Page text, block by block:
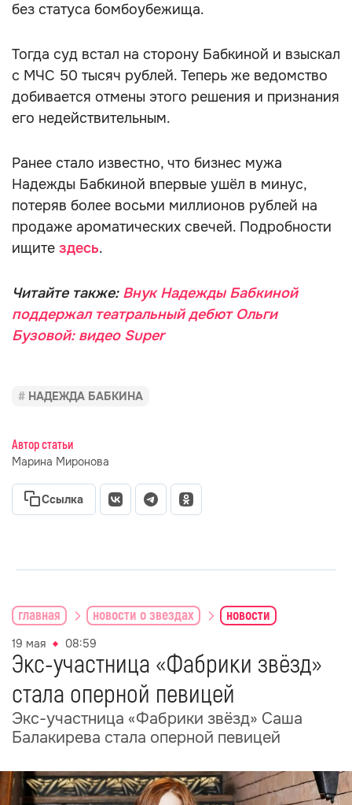
без статуса бомбоубежища.
Тогда суд встал на сторону Бабкиной и взыскал
с МЧС 50 тысяч рублей. Теперь же ведомство
добивается отмены этого решения и признания
его недействительным.
Ранее стало известно, что бизнес мужа
Надежды Бабкиной впервые ушёл в минус,
потеряв более восьми миллионов рублей на
продаже ароматических свечей. Подробности
ищите здесь.
Читайте также: Внук Надежды Бабкиной
поддержал театральный дебют Ольги
Бузовой: видео Super
НАДЕЖДА БАБКИНА
Автор статьи
Марина Миронова
Ссылка
главная новости о звездах новости
19 мая 08:59
Экс-участница «Фабрики звёзд»
стала оперной певицей
Экс-участница «Фабрики звёзд» Саша
Балакирева стала оперной певицей